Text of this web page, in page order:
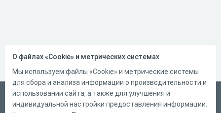
Русский
О файлах «Cookie» и метрических системах
Мы используем файлы «Cookie» и метрические системы
для сбора и анализа информации о производительности и
использовании сайта, а также для улучшения и
индивидуальной настройки предоставления информации.